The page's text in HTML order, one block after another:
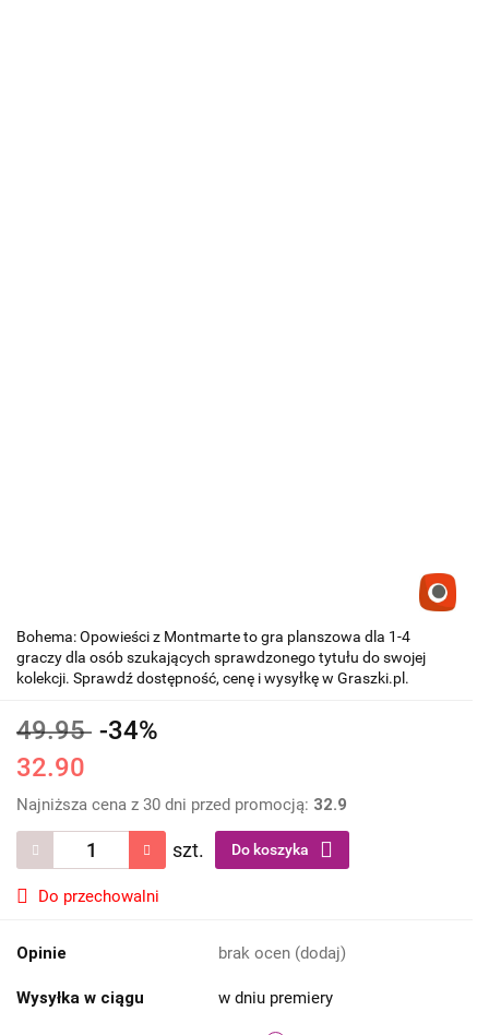
Bohema: Opowieści z Montmarte to gra planszowa dla 1-4
graczy dla osób szukających sprawdzonego tytułu do swojej
kolekcji. Sprawdź dostępność, cenę i wysyłkę w Graszki.pl.
49.95 -34%
32.90
Najniższa cena z 30 dni przed promocją: 32.9
szt. Do koszyka
Do przechowalni
Opinie brak ocen (dodaj)
Wysyłka w ciągu w dniu premiery